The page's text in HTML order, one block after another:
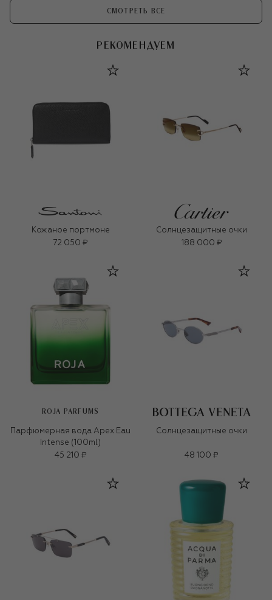
СМОТРЕТЬ ВСЕ
РЕКОМЕНДУЕМ
Кожаное портмоне
72 050 ₽
Солнцезащитные очки
188 000 ₽
ROJA PARFUMS
Парфюмерная вода Apex Eau
Intense (100ml)
45 210 ₽
Солнцезащитные очки
48 100 ₽